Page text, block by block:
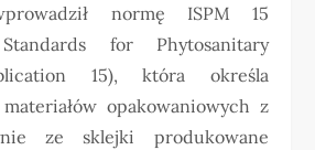
normę ISPM 15
for Phytosanitary
15), która określa
opakowaniowych z
ze sklejki produkowane